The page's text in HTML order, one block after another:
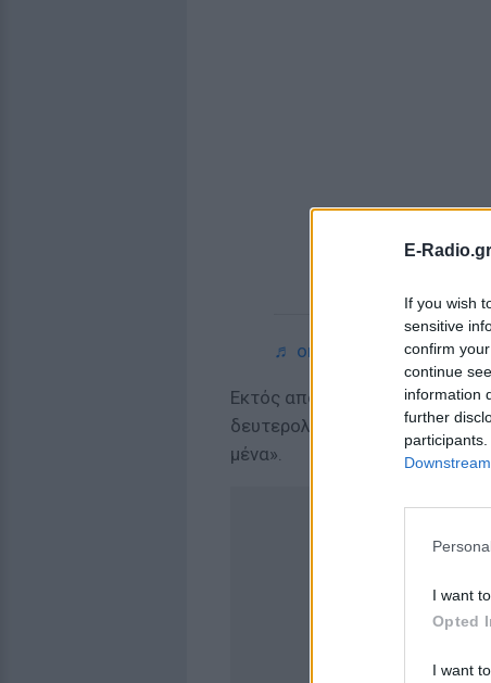
E-
If you wish
sensitive
confirm
continue
information
further
I want
Opted
I want
♬ original sound -
Εκτός από τη φωτογραφία η
δευτερολέπτων στο TikTok
μένα».